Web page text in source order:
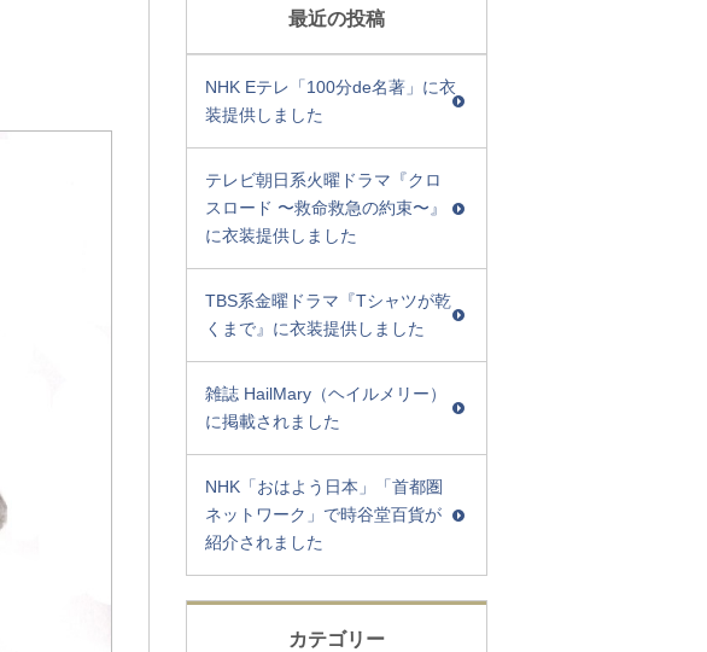
最近の投稿
NHK Eテレ「100分de名著」に衣
装提供しました
テレビ朝日系火曜ドラマ『クロ
スロード 〜救命救急の約束〜』
に衣装提供しました
TBS系金曜ドラマ『Tシャツが乾
くまで』に衣装提供しました
雑誌 HailMary（ヘイルメリー）
に掲載されました
NHK「おはよう日本」「首都圏
ネットワーク」で時谷堂百貨が
紹介されました
カテゴリー